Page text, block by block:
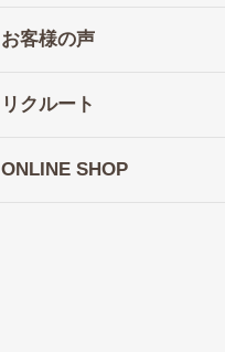
お客様の声
リクルート
ONLINE SHOP